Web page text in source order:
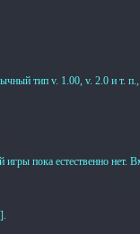
тип v. 1.00, v. 2.0 и т. п.,
пока естественно нет.